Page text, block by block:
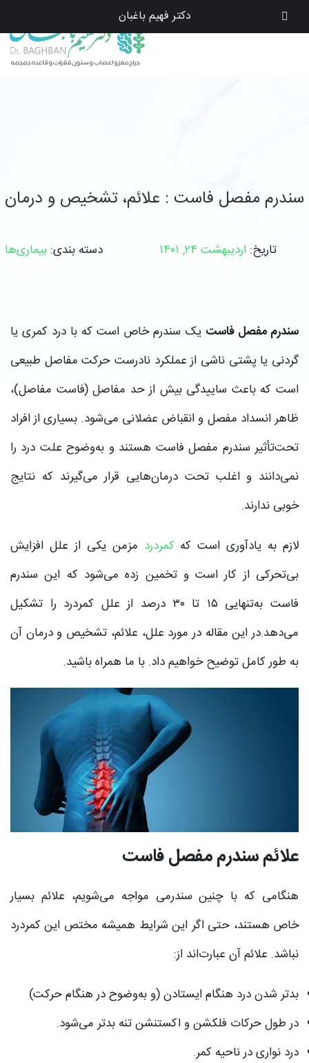
دکتر فهیم باغبان
سندرم مفصل فاست : علائم، تشخیص و درمان
تاریخ: اردیبهشت ۲۴, ۱۴۰۱ دسته بندی: بیماری‌ها
سندرم مفصل فاست یک سندرم خاص است که با درد کمری یا
گردنی یا پشتی ناشی از عملکرد نادرست حرکت مفاصل طبیعی
است که باعث ساییدگی بیش از حد مفاصل (فاست مفاصل)،
ظاهر انسداد مفصل و انقباض عضلانی می‌شود. بسیاری از افراد
تحت‌تأثیر سندرم مفصل فاست هستند و به‌وضوح علت درد را
نمی‌دانند و اغلب تحت درمان‌هایی قرار می‌گیرند که نتایج
خوبی ندارند.
لازم به یادآوری است که کمردرد مزمن یکی از علل افزایش
بی‌تحرکی از کار است و تخمین زده می‌شود که این سندرم
فاست به‌تنهایی ۱۵ تا ۳۰ درصد از علل کمردرد را تشکیل
می‌دهد.در این مقاله در مورد علل، علائم، تشخیص و درمان آن
به طور کامل توضیح خواهیم داد. با ما همراه باشید.
علائم سندرم مفصل فاست
هنگامی که با چنین سندرمی مواجه می‌شویم، علائم بسیار
خاص هستند، حتی اگر این شرایط همیشه مختص این کمردرد
نباشد. علائم آن عبارت‌اند از:
بدتر شدن درد هنگام ایستادن (و به‌وضوح در هنگام حرکت)
در طول حرکات فلکشن و اکستنشن تنه بدتر می‌شود.
درد نواری در ناحیه کمر.